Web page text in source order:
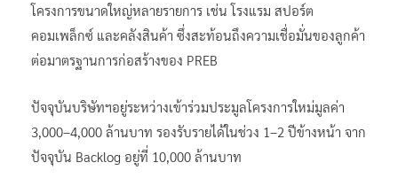
โครงการขนาดใหญ่หลายรายการ เช่น โรงแรม สปอร์ต
คอมเพล็กซ์ และคลังสินค้า ซึ่งสะท้อนถึงความเชื่อมั่นของลูกค้า
ต่อมาตรฐานการก่อสร้างของ PREB
ปัจจุบันบริษัทฯอยู่ระหว่างเข้าร่วมประมูลโครงการใหม่มูลค่า
3,000–4,000 ล้านบาท รองรับรายได้ในช่วง 1–2 ปีข้างหน้า จาก
ปัจจุบัน Backlog อยู่ที่ 10,000 ล้านบาท